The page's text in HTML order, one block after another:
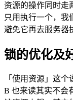
资源的操作同时
只用执行一个，我
避免它再去服务器
锁的优化及
「使用资源」这
B 也来读其实不会